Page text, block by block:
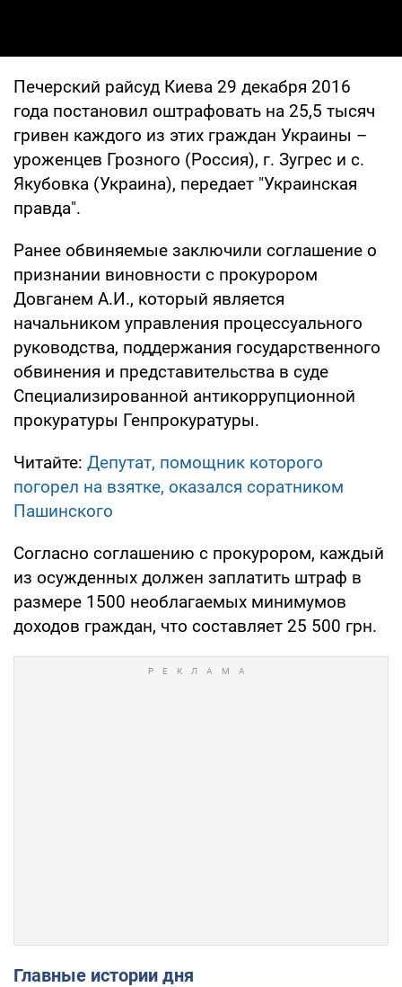
Печерский райсуд Киева 29 декабря 2016
года постановил оштрафовать на 25,5 тысяч
гривен каждого из этих граждан Украины –
уроженцев Грозного (Россия), г. Зугрес и с.
Якубовка (Украина), передает "Украинская
правда".
Ранее обвиняемые заключили соглашение о
признании виновности с прокурором
Довганем А.И., который является
начальником управления процессуального
руководства, поддержания государственного
обвинения и представительства в суде
Специализированной антикоррупционной
прокуратуры Генпрокуратуры.
Читайте: Депутат, помощник которого
погорел на взятке, оказался соратником
Пашинского
Согласно соглашению с прокурором, каждый
из осужденных должен заплатить штраф в
размере 1500 необлагаемых минимумов
доходов граждан, что составляет 25 500 грн.
Главные истории дня